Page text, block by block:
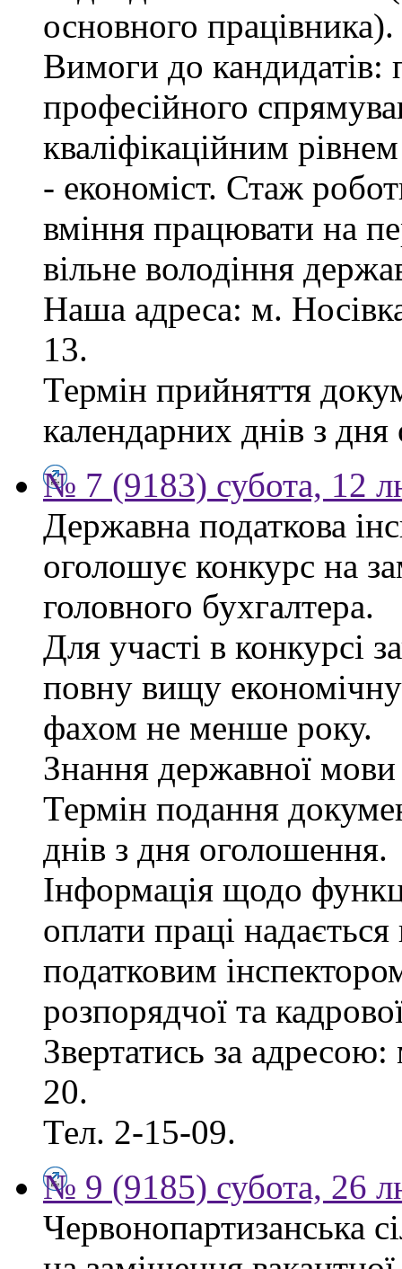
основного працівника).
Вимоги до кандидатів:
професійного
кваліфікаційним
- економіст. Стаж
вміння працювати на
вільне володіння
Наша адреса: м.
13.
Термін прийняття
календарних днів з
№ 7 (9183) субота, 12
Державна податкова
оголошує конкурс на
головного бухгалтера.
Для участі в конкурсі
повну вищу економічну
фахом не менше року.
Знання державної
Термін подання
днів з дня оголошення.
Інформація щодо
оплати праці
податковим
розпорядчої та
Звертатись за
20.
Тел. 2-15-09.
№ 9 (9185) субота, 26
Червонопартизанська